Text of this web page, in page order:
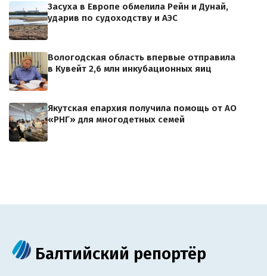
Засуха в Европе обмелила Рейн и Дунай,
ударив по судоходству и АЭС
Вологодская область впервые отправила
в Кувейт 2,6 млн инкубационных яиц
Якутская епархия получила помощь от АО
«РНГ» для многодетных семей
Балтийский репортёр